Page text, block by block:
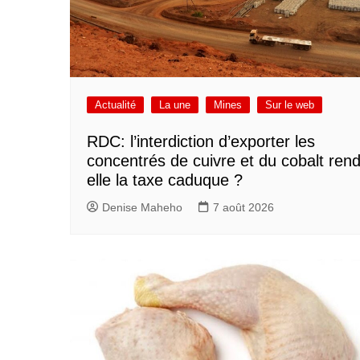
Actualité La une Mines Sur le web
RDC: l’interdiction d’exporter les
concentrés de cuivre et du cobalt
elle la taxe caduque ?
Denise Maheho 7 août 2026